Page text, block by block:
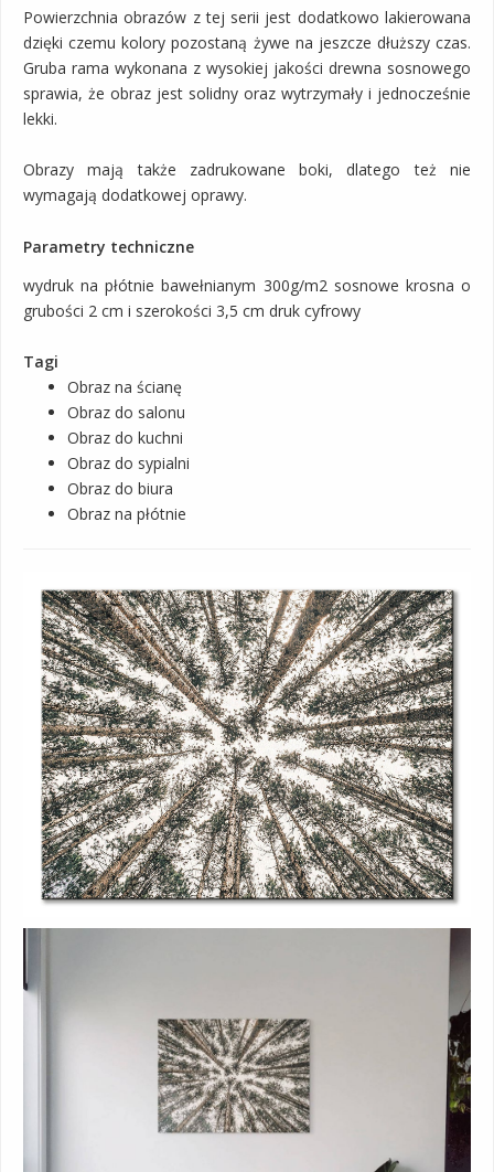
Powierzchnia obrazów z tej serii jest dodatkowo lakierowana
dzięki czemu kolory pozostaną żywe na jeszcze dłuższy czas.
Gruba rama wykonana z wysokiej jakości drewna sosnowego
sprawia, że obraz jest solidny oraz wytrzymały i jednocześnie
lekki.
Obrazy mają także zadrukowane boki, dlatego też nie
wymagają dodatkowej oprawy.
Parametry techniczne
wydruk na płótnie bawełnianym 300g/m2 sosnowe krosna o
grubości 2 cm i szerokości 3,5 cm druk cyfrowy
Tagi
Obraz na ścianę
Obraz do salonu
Obraz do kuchni
Obraz do sypialni
Obraz do biura
Obraz na płótnie